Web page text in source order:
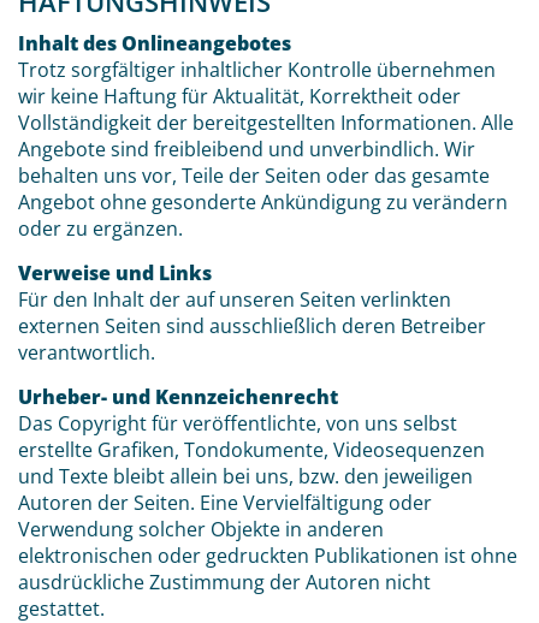
Inhalt des Onlineangebotes
Trotz sorgfältiger inhaltlicher Kontrolle übernehmen
wir keine Haftung für Aktualität, Korrektheit oder
Vollständigkeit der bereitgestellten Informationen. Alle
Angebote sind freibleibend und unverbindlich. Wir
behalten uns vor, Teile der Seiten oder das gesamte
Angebot ohne gesonderte Ankündigung zu verändern
oder zu ergänzen.
Verweise und Links
Für den Inhalt der auf unseren Seiten verlinkten
externen Seiten sind ausschließlich deren Betreiber
verantwortlich.
Urheber- und Kennzeichenrecht
Das Copyright für veröffentlichte, von uns selbst
erstellte Grafiken, Tondokumente, Videosequenzen
und Texte bleibt allein bei uns, bzw. den jeweiligen
Autoren der Seiten. Eine Vervielfältigung oder
Verwendung solcher Objekte in anderen
elektronischen oder gedruckten Publikationen ist ohne
ausdrückliche Zustimmung der Autoren nicht
gestattet.